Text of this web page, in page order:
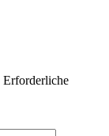
Erforderliche